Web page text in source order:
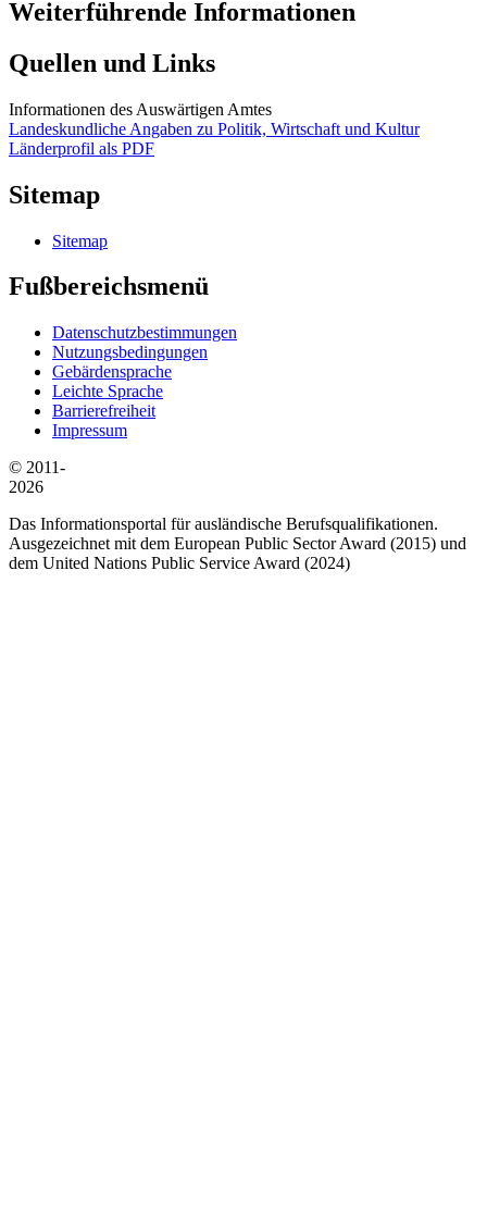
Weiterführende Informationen
Quellen und Links
Informationen des Auswärtigen Amtes
Landeskundliche Angaben zu Politik, Wirtschaft und Kultur
Länderprofil als PDF
Sitemap
Sitemap
Fußbereichsmenü
Datenschutzbestimmungen
Nutzungsbedingungen
Gebärdensprache
Leichte Sprache
Barrierefreiheit
Impressum
© 2011-
2026
Das Informationsportal für ausländische Berufsqualifikationen.
Ausgezeichnet mit dem European Public Sector Award (2015) und
dem United Nations Public Service Award (2024)